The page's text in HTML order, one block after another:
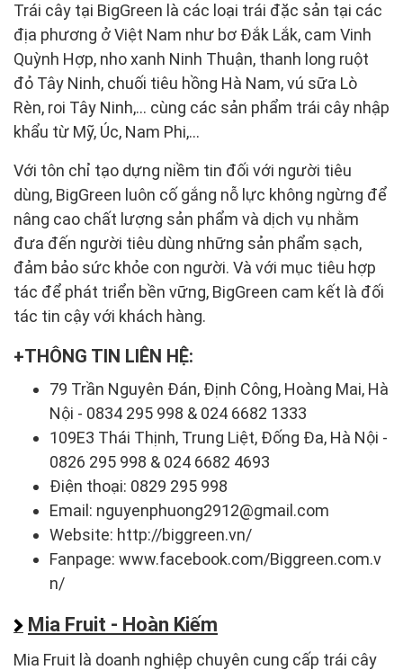
Trái cây tại BigGreen là các loại trái đặc sản tại các
địa phương ở Việt Nam như bơ Đắk Lắk, cam Vinh
Quỳnh Hợp, nho xanh Ninh Thuận, thanh long ruột
đỏ Tây Ninh, chuối tiêu hồng Hà Nam, vú sữa Lò
Rèn, roi Tây Ninh,... cùng các sản phẩm trái cây nhập
khẩu từ Mỹ, Úc, Nam Phi,...
Với tôn chỉ tạo dựng niềm tin đối với người tiêu
dùng, BigGreen luôn cố gắng nỗ lực không ngừng để
nâng cao chất lượng sản phẩm và dịch vụ nhằm
đưa đến người tiêu dùng những sản phẩm sạch,
đảm bảo sức khỏe con người. Và với mục tiêu hợp
tác để phát triển bền vững, BigGreen cam kết là đối
tác tin cậy với khách hàng.
THÔNG TIN LIÊN HỆ:
79 Trần Nguyên Đán, Định Công, Hoàng Mai, Hà
Nội - 0834 295 998 & 024 6682 1333
109E3 Thái Thịnh, Trung Liệt, Đống Đa, Hà Nội -
0826 295 998 & 024 6682 4693
Điện thoại: 0829 295 998
Email: nguyenphuong2912@gmail.com
Website: http://biggreen.vn/
Fanpage: www.facebook.com/Biggreen.com.v
n/
Mia Fruit - Hoàn Kiếm
Mia Fruit là doanh nghiệp chuyên cung cấp trái cây